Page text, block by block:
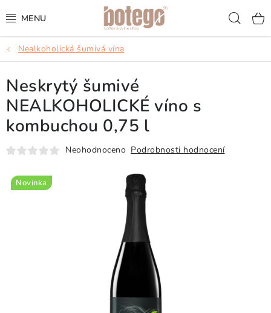
na
KÁVA
FRAPPÉ
VÍNA
ŠUMIVÁ VÍNA
KOKTEJLY & APERITIVY
Obchodní podmínky
Podmínky ochrany osobních údajů
Hodnocení obchodu
Nealkoholická šumivá vína
Neskrytý šumivé
NEALKOHOLICKÉ víno s
kombuchou 0,75 l
Neohodnoceno Podrobnosti hodnocení
Novinka